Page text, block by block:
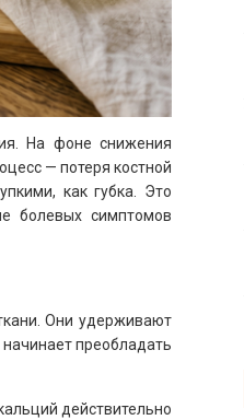
На фоне снижения
— потеря костной
как губка. Это
болевых симптомов
Они удерживают
преобладать
действительно